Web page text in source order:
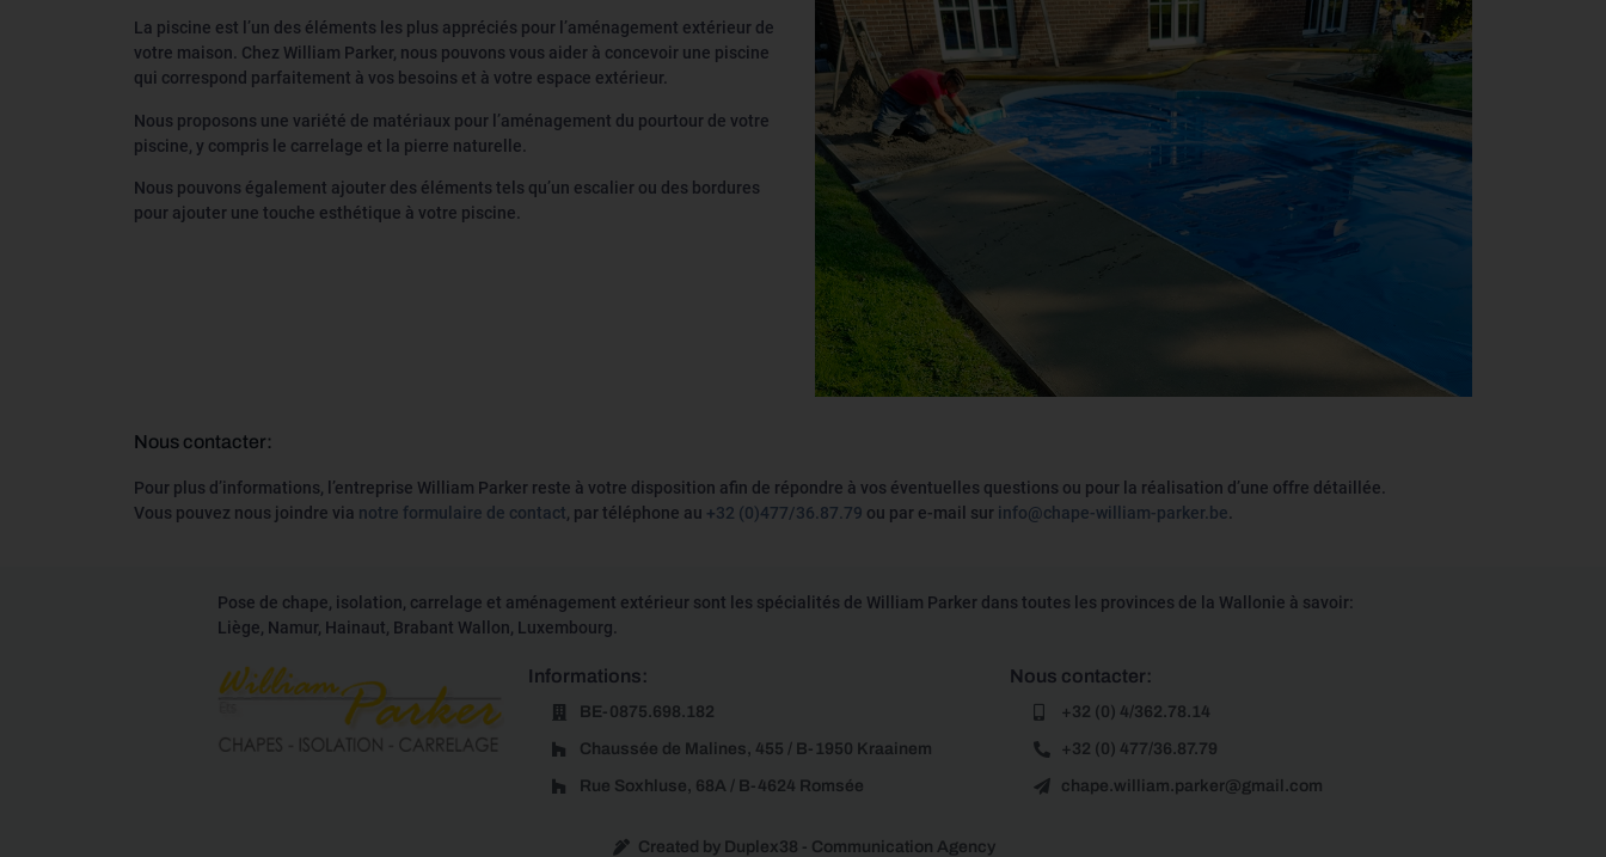
La piscine est l’un des éléments les plus appréciés pour l’aménagement extérieur de
votre maison. Chez William Parker, nous pouvons vous aider à concevoir une piscine
qui correspond parfaitement à vos besoins et à votre espace extérieur.
Nous proposons une variété de matériaux pour l’aménagement du pourtour de votre
piscine, y compris le carrelage et la pierre naturelle.
Nous pouvons également ajouter des éléments tels qu’un escalier ou des bordures
pour ajouter une touche esthétique à votre piscine.
Nous contacter:
Pour plus d’informations, l’entreprise William Parker reste à votre disposition afin de répondre à vos éventuelles questions ou pour la réalisation d’une offre détaillée.
Vous pouvez nous joindre via notre formulaire de contact , par téléphone au +32 (0)477/36.87.79 ou par e-mail sur info@chape-william-parker.be.
Pose de chape, isolation, carrelage et aménagement extérieur sont les spécialités de William Parker dans toutes les provinces de la Wallonie à savoir:
Liège, Namur, Hainaut, Brabant Wallon, Luxembourg.
Informations:
BE-0875.698.182
Chaussée de Malines, 455 / B-1950 Kraainem
Rue Soxhluse, 68A / B-4624 Romsée
Nous contacter:
+32 (0) 4/362.78.14
+32 (0) 477/36.87.79
chape.william.parker@gmail.com
Created by Duplex38 - Communication Agency